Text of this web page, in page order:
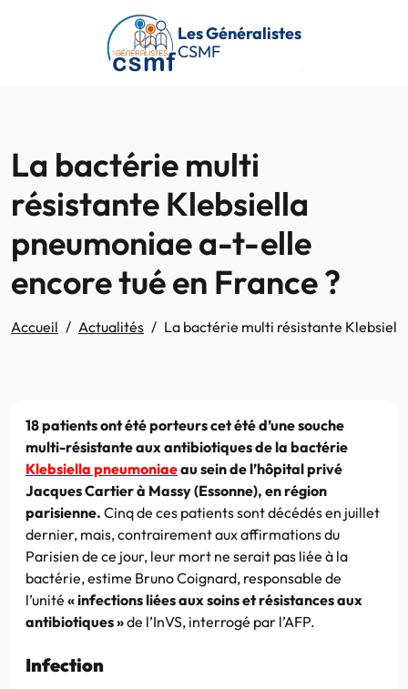
Passer au contenu principal
Les Généralistes
CSMF
La bactérie multi
résistante Klebsiella
pneumoniae a-t-elle
encore tué en France ?
Accueil Actualités La bactérie multi résistante
18 patients ont été porteurs cet été d’une souche
multi-résistante aux antibiotiques de la bactérie
Klebsiella pneumoniaeau sein de l’hôpital privé
Jacques Cartier à Massy (Essonne), en région
parisienne. Cinq de ces patients sont décédés en juillet
dernier, mais, contrairement aux affirmations du
Parisien de ce jour, leur mort ne serait pas liée à la
bactérie, estime Bruno Coignard, responsable de
l’unité « infections liées aux soins et résistances aux
antibiotiques »de l’InVS, interrogé par l’AFP.
Infection